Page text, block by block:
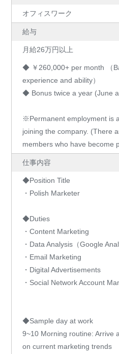
オフィスワーク
給与
月給26万円以上
◆ ￥260,000+ per month （
experience and ability）
◆ Bonus twice a year (June
※Permanent employment is
joining the company. (There
members who have become
仕事内容
◆Position Title
・Polish Marketer
◆Duties
・Content Marketing
・Data Analysis（Google
・Email Marketing
・Digital Advertisements
・Social Network Account
◆Sample day at work
9~10 Morning routine: Arrive
on current marketing trends